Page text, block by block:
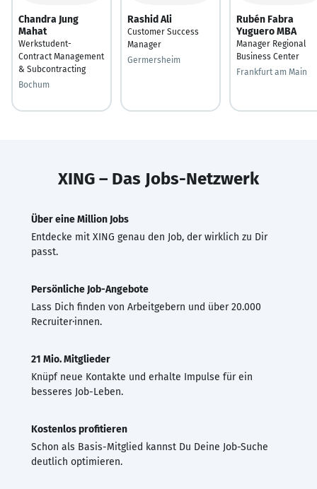
Chandra Jung
Mahat
Werkstudent-
Contract Management
& Subcontracting
Bochum
Rashid Ali
Customer Success
Manager
Germersheim
Rubén Fabra
Yuguero MBA
Manager Regional
Business Center
Frankfurt am Main
XING – Das Jobs-Netzwerk
Über eine Million Jobs
Entdecke mit XING genau den Job, der wirklich zu Dir
passt.
Persönliche Job-Angebote
Lass Dich finden von Arbeitgebern und über 20.000
Recruiter·innen.
21 Mio. Mitglieder
Knüpf neue Kontakte und erhalte Impulse für ein
besseres Job-Leben.
Kostenlos profitieren
Schon als Basis-Mitglied kannst Du Deine Job-Suche
deutlich optimieren.